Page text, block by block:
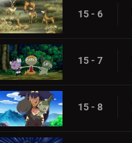
15 - 6
15 - 7
15 - 8